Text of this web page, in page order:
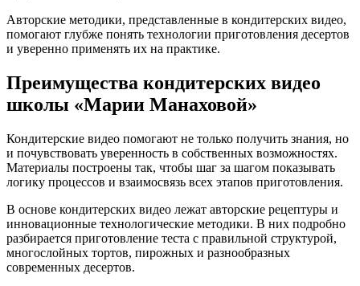
Авторские методики, представленные в кондитерских видео,
помогают глубже понять технологии приготовления десертов
и уверенно применять их на практике.
Преимущества кондитерских видео
школы «Марии Манаховой»
Кондитерские видео помогают не только получить знания, но
и почувствовать уверенность в собственных возможностях.
Материалы построены так, чтобы шаг за шагом показывать
логику процессов и взаимосвязь всех этапов приготовления.
В основе кондитерских видео лежат авторские рецептуры и
инновационные технологические методики. В них подробно
разбирается приготовление теста с правильной структурой,
многослойных тортов, пирожных и разнообразных
современных десертов.